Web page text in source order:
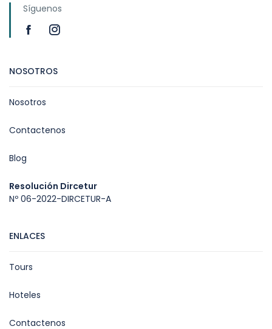
Síguenos
NOSOTROS
Nosotros
Contactenos
Blog
Resolución Dircetur
Nº 06-2022-DIRCETUR-A
ENLACES
Tours
Hoteles
Contactenos